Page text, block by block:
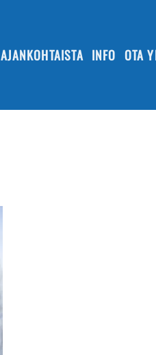
AJANKOHTAISTA INFO OTA